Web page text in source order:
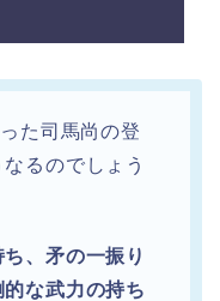
た司馬尚の登
るのでしょう
、矛の一振り
な武力の持ち